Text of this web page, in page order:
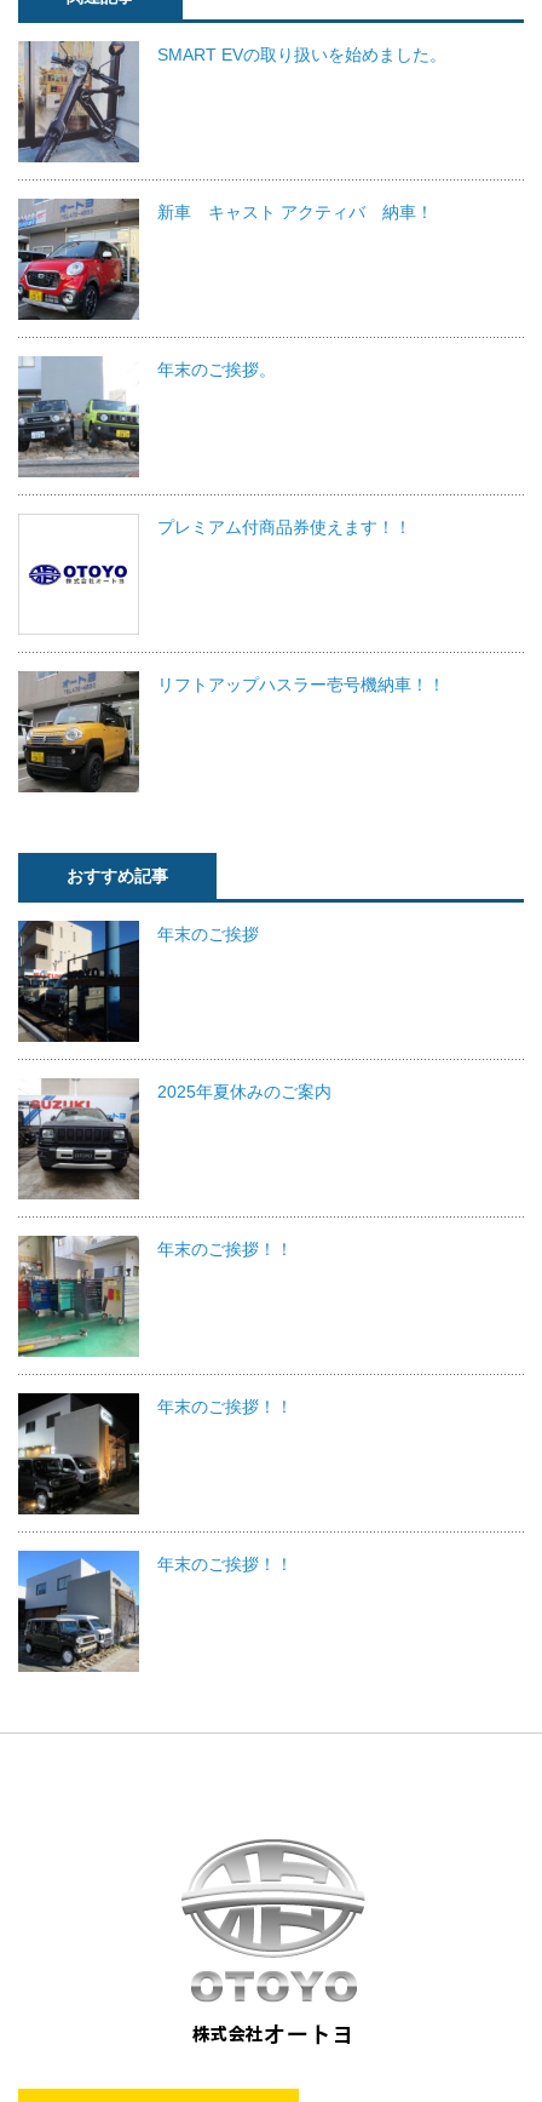
SMART EVの取り扱いを始めました。
新車 キャスト アクティバ 納車！
年末のご挨拶。
プレミアム付商品券使えます！！
リフトアップハスラー壱号機納車！！
おすすめ記事
年末のご挨拶
2025年夏休みのご案内
年末のご挨拶！！
年末のご挨拶！！
年末のご挨拶！！